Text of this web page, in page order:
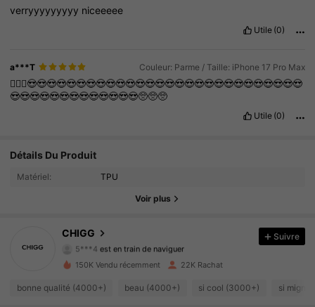
verryyyyyyyyy niceeeee
Utile (0)
a***T Couleur: Parme / Taille: iPhone 17 Pro Max
🤦🏽‍♀️😍😍😍😍😍😍😍😍😍😍😍😍😍😍😍😍😍😍😍😍😍😍😍😍😍😍😍😍
😍😍😍😍😍😍😍😍😍😍😍😍😍🥺🥺🥺
Utile (0)
Détails Du Produit
Matériel: TPU
Voir plus
CHIGG
4.87
5***4
est en train de naviguer
2K Suiveurs
4.87 2K Suiveurs
Suivre
150K Vendu récemment 22K Rachat
bonne qualité (4000+) beau (4000+) si cool (3000+) si